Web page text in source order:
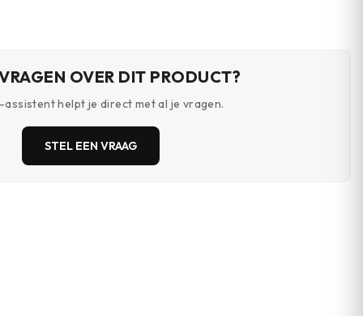
OVER DIT PRODUCT?
assistent helpt je direct met al je vragen.
STEL EEN VRAAG